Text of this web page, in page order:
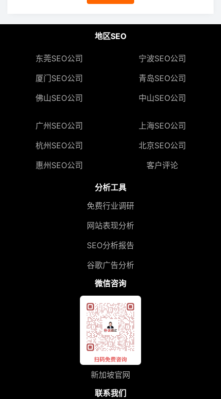
地区SEO
东莞SEO公司
厦门SEO公司
佛山SEO公司
宁波SEO公司
青岛SEO公司
中山SEO公司
广州SEO公司
杭州SEO公司
惠州SEO公司
上海SEO公司
北京SEO公司
客户评论
分析工具
免费行业调研
网站表现分析
SEO分析报告
谷歌广告分析
微信咨询
新加坡官网
联系我们